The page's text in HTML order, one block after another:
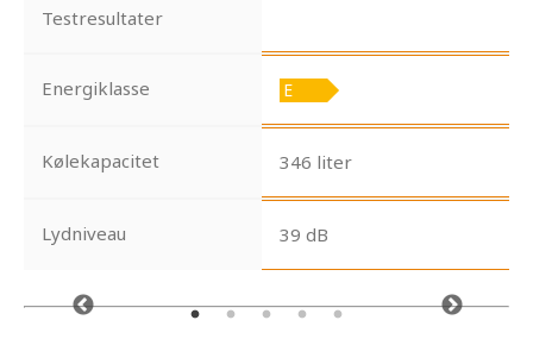
Testresultater
Energiklasse
Kølekapacitet 346 liter
Lydniveau 39 dB